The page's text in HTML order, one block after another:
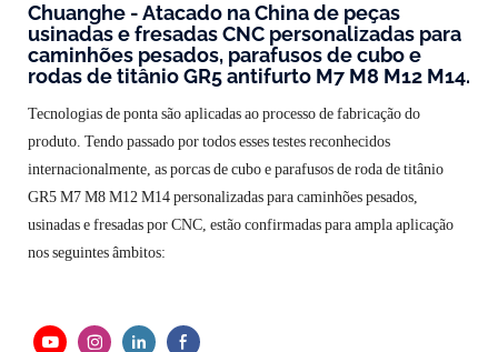
Chuanghe - Atacado na China de peças
usinadas e fresadas CNC personalizadas para
caminhões pesados, parafusos de cubo e
rodas de titânio GR5 antifurto M7 M8 M12 M14.
Tecnologias de ponta são aplicadas ao processo de fabricação do
produto. Tendo passado por todos esses testes reconhecidos
internacionalmente, as porcas de cubo e parafusos de roda de titânio
GR5 M7 M8 M12 M14 personalizadas para caminhões pesados,
usinadas e fresadas por CNC, estão confirmadas para ampla aplicação
nos seguintes âmbitos: